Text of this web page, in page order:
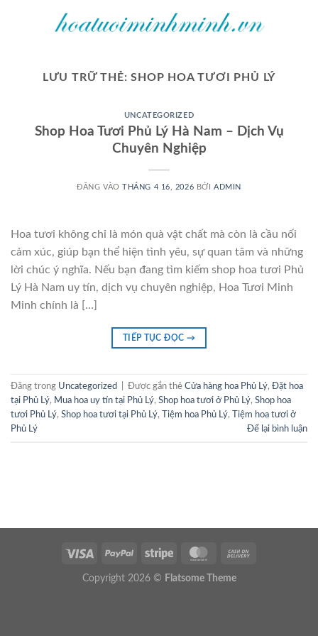
LƯU TRỮ THẺ:SHOP HOA TƯƠI PHỦ LÝ
UNCATEGORIZED
Shop Hoa Tươi Phủ Lý Hà Nam – Dịch Vụ
Chuyên Nghiệp
ĐĂNG VÀOTHÁNG 4 16, 2026 BỞI ADMIN
Hoa tươi không chỉ là món quà vật chất mà còn là cầu nối
cảm xúc, giúp bạn thể hiện tình yêu, sự quan tâm và những
lời chúc ý nghĩa. Nếu bạn đang tìm kiếm shop hoa tươi Phủ
Lý Hà Nam uy tín, dịch vụ chuyên nghiệp, Hoa Tươi Minh
Minh chính là […]
TIẾP TỤC ĐỌC →
Đăng trong Uncategorized Được gắn thẻ Cửa hàng hoa Phủ Lý, Đặt hoa
tại Phủ Lý, Mua hoa uy tín tại Phủ Lý, Shop hoa tươi ở Phủ Lý, Shop hoa
tươi Phủ Lý, Shop hoa tươi tại Phủ Lý, Tiệm hoa Phủ Lý,
Tiệm hoa tươi ở
Phủ Lý
Để lại bình luận
Copyright 2026 © Flatsome Theme